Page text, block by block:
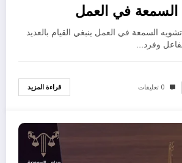
السمعة في العمل
السمعة في العمل ينبغي القيام بالعديد
وفرد…
0 تعليقات قراءة المزيد